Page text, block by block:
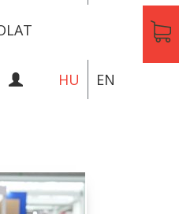
HU EN